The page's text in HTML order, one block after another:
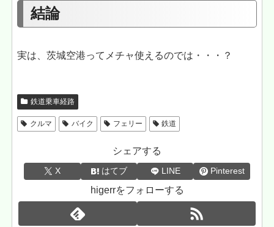
結論
実は、茨城空港ってメチャ使えるのでは・・・？
鉄道乗車経路
クルマ バイク フェリー 鉄道
シェアする
X はてブ LINE Pinterest
higerrをフォローする